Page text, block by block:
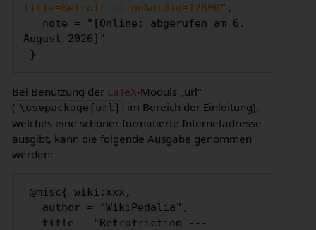
title=Retrofriction&oldid=12800",
August 2026]"
Bei Benutzung der LaTeX-Moduls „url“
( \usepackage{url}
im Bereich der Einleitung),
welches eine schöner formatierte Internetadresse
ausgibt, kann die folgende Ausgabe genommen
werden:
@misc{ wiki:xxx,